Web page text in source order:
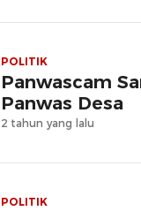
POLITIK
Panwascam
Panwas Desa
2 tahun yang lalu
POLITIK